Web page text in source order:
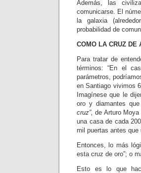
Además, las
comunicarse. El
la galaxia
probabilidad de
COMO LA CRUZ DE
Para tratar de
términos: “En el
parámetros,
en Santiago vivimos
Imagínese que le
oro y diamantes
cruz”,de Arturo
una casa de cada
mil puertas antes que
Entonces, lo más
esta cruz de oro”; o
Esto es lo que